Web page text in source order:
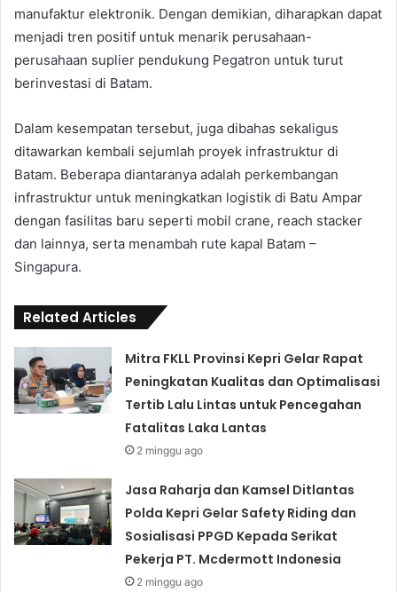
manufaktur elektronik. Dengan demikian, diharapkan dapat
menjadi tren positif untuk menarik perusahaan-
perusahaan suplier pendukung Pegatron untuk turut
berinvestasi di Batam.
Dalam kesempatan tersebut, juga dibahas sekaligus
ditawarkan kembali sejumlah proyek infrastruktur di
Batam. Beberapa diantaranya adalah perkembangan
infrastruktur untuk meningkatkan logistik di Batu Ampar
dengan fasilitas baru seperti mobil crane, reach stacker
dan lainnya, serta menambah rute kapal Batam –
Singapura.
Related Articles
Mitra FKLL Provinsi Kepri Gelar Rapat
Peningkatan Kualitas dan Optimalisasi
Tertib Lalu Lintas untuk Pencegahan
Fatalitas Laka Lantas
2 minggu ago
Jasa Raharja dan Kamsel Ditlantas
Polda Kepri Gelar Safety Riding dan
Sosialisasi PPGD Kepada Serikat
Pekerja PT. Mcdermott Indonesia
2 minggu ago